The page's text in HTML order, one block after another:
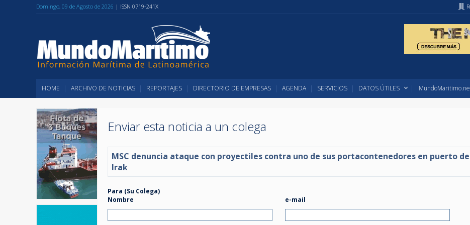
Domingo, 09 de Agosto de 2026 | ISSN 0719-241X
HOME ARCHIVO DE NOTICIAS REPORTAJES DIRECTORIO DE EMPRESAS AGENDA SERVICIOS DATOS ÚTILES
Enviar esta noticia a un colega
MSC denuncia ataque con proyectiles contra uno de sus portacontenedores en puerto de
Irak
Para (Su Colega)
Nombre
e-mail